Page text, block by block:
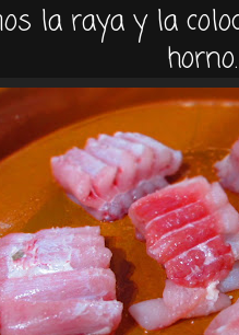
la raya y la
horno.